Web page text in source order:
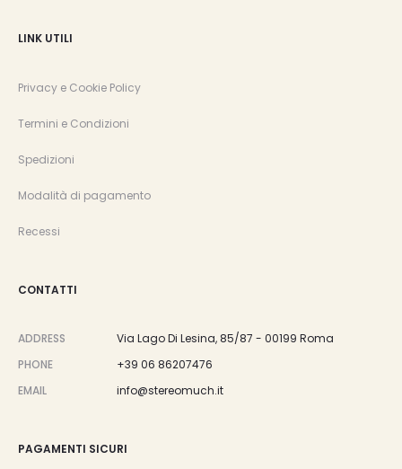
LINK UTILI
Privacy e Cookie Policy
Termini e Condizioni
Spedizioni
Modalità di pagamento
Recessi
CONTATTI
ADDRESS
Via Lago Di Lesina, 85/87 - 00199 Roma
PHONE
+39 06 86207476
EMAIL
info@stereomuch.it
PAGAMENTI SICURI